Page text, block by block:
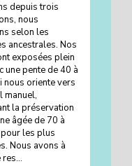
depuis trois
nous
selon les
ancestrales. Nos
exposées plein
une pente de 40 à
nous oriente vers
manuel,
la préservation
âgée de 70 à
les plus
Nous avons à